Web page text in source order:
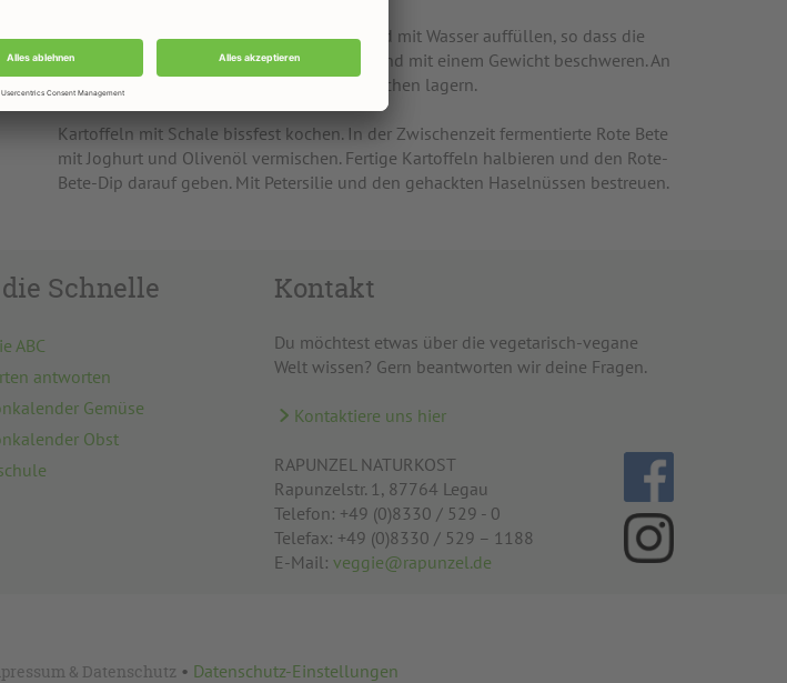
Den Inhalt in ein Glas mit Deckel geben und mit Wasser auffüllen, so dass die
Rote Bete abgedeckt ist. Gut verschließen und mit einem Gewicht beschweren. An
einem dunklen Ort für mindestens zwei Wochen lagern.
Kartoffeln mit Schale bissfest kochen. In der Zwischenzeit fermentierte Rote Bete
mit Joghurt und Olivenöl vermischen. Fertige Kartoffeln halbieren und den Rote-
Bete-Dip darauf geben. Mit Petersilie und den gehackten Haselnüssen bestreuen.
Schnelle
ABC
antworten
Gemüse
Obst
Kontakt
Du möchtest etwas über die vegetarisch-vegane
Welt wissen? Gern beantworten wir deine Fragen.
Kontaktiere uns hier
RAPUNZEL NATURKOST
Rapunzelstr. 1, 87764 Legau
Telefon: +49 (0)8330 / 529 - 0
Telefax: +49 (0)8330 / 529 – 1188
E-Mail: veggie@rapunzel.de
& Datenschutz • Datenschutz-Einstellungen